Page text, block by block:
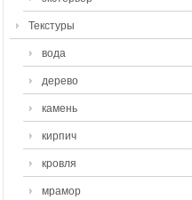
Текстуры
вода
дерево
камень
кирпич
кровля
мрамор